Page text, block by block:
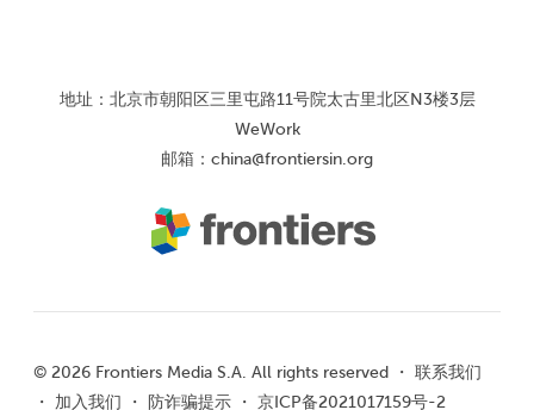
地址：北京市朝阳区三里屯路11号院太古里北区N3楼3层
WeWork
邮箱： china@frontiersin.org
© 2026 Frontiers Media S.A. All rights reserved ・ 联系我们
・ 加入我们 ・ 防诈骗提示 ・ 京ICP备2021017159号-2